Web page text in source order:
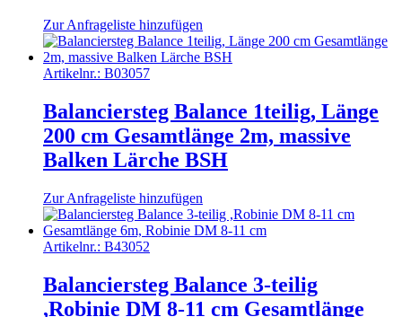
Zur Anfrageliste hinzufügen
Artikelnr.: B03057
Balanciersteg Balance 1teilig, Länge
200 cm Gesamtlänge 2m, massive
Balken Lärche BSH
Zur Anfrageliste hinzufügen
Artikelnr.: B43052
Balanciersteg Balance 3-teilig
,Robinie DM 8-11 cm Gesamtlänge